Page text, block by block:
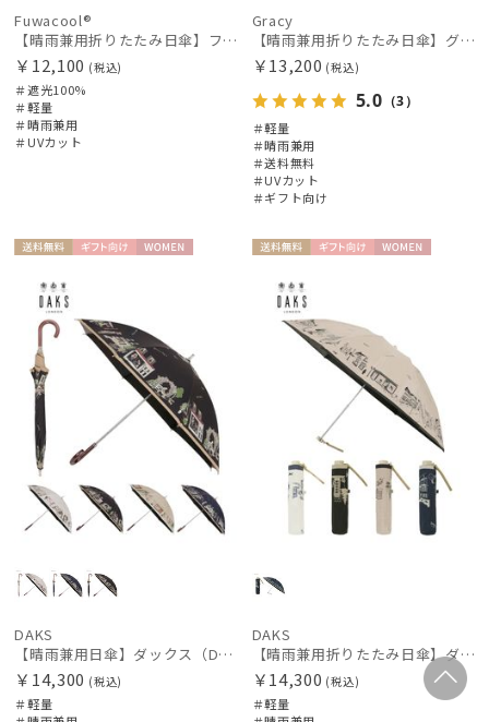
Fuwacool®
【晴雨兼用折りたたみ日傘】フワクール®ブラック（Fuwacool® Black）グリッターリボン 遮光100 UV100
￥12,100 (税込)
＃遮光100%
＃軽量
＃晴雨兼用
＃UVカット
Gracy
【晴雨兼用折りたたみ日傘】グレイシー (Gracy) Natural 一級遮光99.99% 遮熱 UV99％ 軽量 簡単開閉
￥13,200 (税込)
5.0 （3）
＃軽量
＃晴雨兼用
＃送料無料
＃UVカット
＃ギフト向け
DAKS
【晴雨兼用日傘】ダックス（DAKS）街並み 遮光99.99％ UV99％ 軽量
￥14,300 (税込)
＃軽量
DAKS
【晴雨兼用折りたたみ日傘】ダックス（DAKS）街並み 遮光99.99％ UV99％ 軽量
￥14,300 (税込)
＃軽量